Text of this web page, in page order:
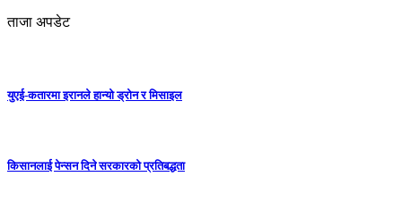
ताजा अपडेट
युएई-कतारमा इरानले हान्यो ड्रोन र मिसाइल
किसानलाई पेन्सन दिने सरकारको प्रतिबद्धता